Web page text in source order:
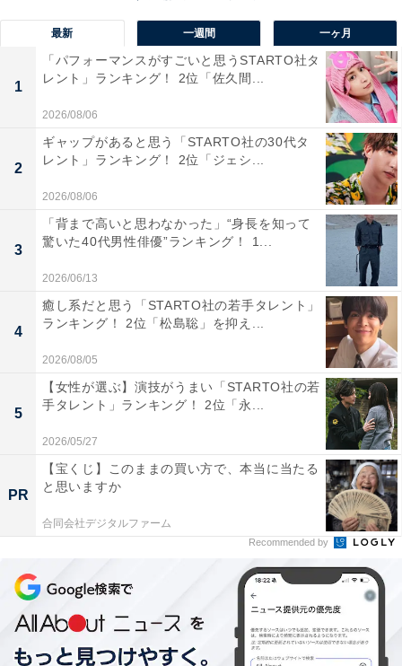
1位：石原さとみ（東京都）
View this post on Instagram
最新 一週間 一ヶ月
1
「パフォーマンスがすごいと思うSTARTO社タ
レント」ランキング！ 2位「佐久間...
2026/08/06
2
ギャップがあると思う「STARTO社の30代タ
レント」ランキング！ 2位「ジェシ...
2026/08/06
3
「背まで高いと思わなかった」“身長を知って
驚いた40代男性俳優”ランキング！ 1...
2026/06/13
4
癒し系だと思う「STARTO社の若手タレント」
ランキング！ 2位「松島聡」を抑え...
2026/08/05
5
【女性が選ぶ】演技がうまい「STARTO社の若
手タレント」ランキング！ 2位「永...
2026/05/27
PR
【宝くじ】このままの買い方で、本当に当たる
と思いますか
合同会社デジタルファーム
Recommended by